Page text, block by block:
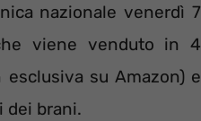
nazionale venerdì 7
viene venduto in 4
esclusiva su Amazon) e
dei brani.